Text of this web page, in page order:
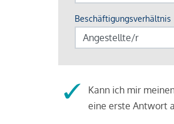
Kann ich mir
eine erste Antwort